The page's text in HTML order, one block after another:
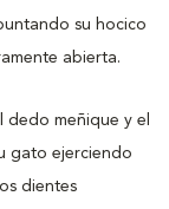
su hocico
abierta.
dedo meñique y el
gato ejerciendo
dientes